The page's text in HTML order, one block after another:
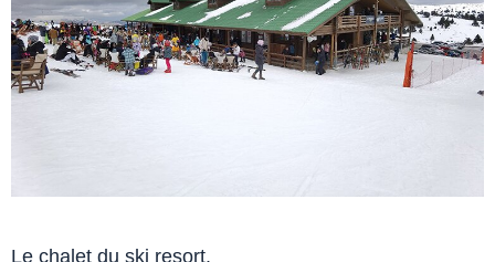
Le chalet du ski resort.